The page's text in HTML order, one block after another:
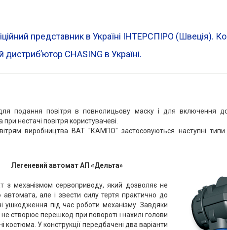
представник в Україні ІНТЕРСПІРО (Швеція).
дистрибʼютор CHASING в Україні.
подання повітря в повнолицьову маску і для включення
нестачі повітря користувачеві.
виробництва ВАТ "КАМПО" застосовуються наступні типи
Легеневий автомат АП «Дельта»
з механізмом сервоприводу, який дозволяє не
автомата, але і звести силу тертя практично до
ушкодження під час роботи механізму. Завдяки
створює перешкод при повороті і нахилі голови
костюма. У конструкції передбачені два варіанти